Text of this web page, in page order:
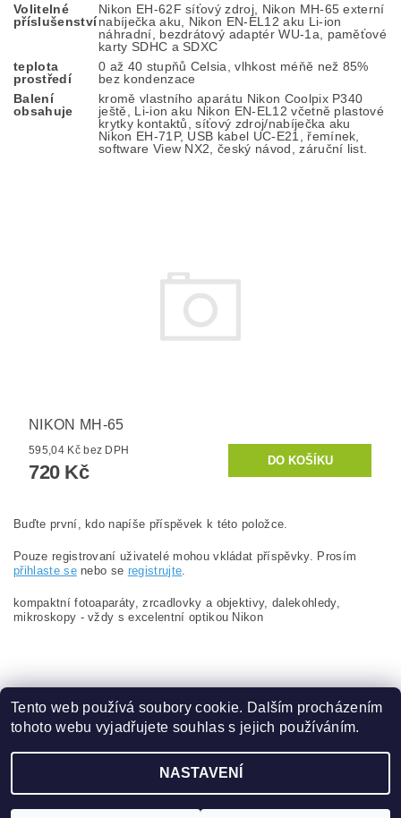
Volitelné
příslušenství
Nikon EH-62F síťový zdroj, Nikon MH-65 externí
nabíječka aku, Nikon EN-EL12 aku Li-ion
náhradní, bezdrátový adaptér WU-1a, paměťové
karty SDHC a SDXC
teplota
prostředí
0 až 40 stupňů Celsia, vlhkost méňě než 85%
bez kondenzace
Balení
obsahuje
kromě vlastního aparátu Nikon Coolpix P340
ještě, Li-ion aku Nikon EN-EL12 včetně plastové
krytky kontaktů, síťový zdroj/nabíječka aku
Nikon EH-71P, USB kabel UC-E21, řemínek,
software View NX2, český návod, záruční list.
NIKON MH-65
595,04 Kč bez DPH
720 Kč
Buďte první, kdo napíše příspěvek k této položce.
Pouze registrovaní uživatelé mohou vkládat příspěvky. Prosím
přihlaste senebo se registrujte
kompaktní fotoaparáty, zrcadlovky a objektivy, dalekohledy,
mikroskopy - vždy s excelentní optikou Nikon
Zboží.cz | Heureka.cz
2026 ©www.content.cz, všechna práva vyhrazenaUpravit nastavení cookies
Tento web používá soubory cookie. Dalším procházením
tohoto webu vyjadřujete souhlas s jejich používáním.
NASTAVENÍ